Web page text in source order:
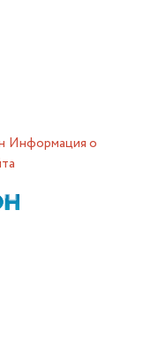
Информация о